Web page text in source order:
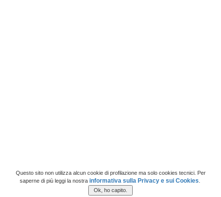
Questo sito non utilizza alcun cookie di profilazione ma solo cookies tecnici. Per
saperne di più leggi la nostra informativa sulla Privacy e sui Cookies